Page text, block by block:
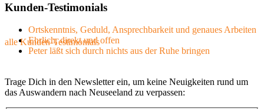
Kunden-Testimonials
Ortskenntnis, Geduld, Ansprechbarkeit und genaues Arbeiten
Ehrlich, direkt und offen
Peter läßt sich durch nichts aus der Ruhe bringen
alle Kunden-Testimonials
Trage Dich in den Newsletter ein, um keine Neuigkeiten rund um
das Auswandern nach Neuseeland zu verpassen: